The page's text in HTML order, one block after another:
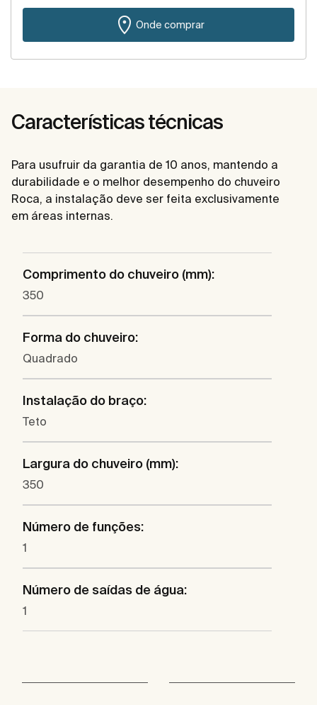
Onde comprar
Características técnicas
Para usufruir da garantia de 10 anos, mantendo a
durabilidade e o melhor desempenho do chuveiro
Roca, a instalação deve ser feita exclusivamente
em áreas internas.
Comprimento do chuveiro (mm):
350
Forma do chuveiro:
Quadrado
Instalação do braço:
Teto
Largura do chuveiro (mm):
350
Número de funções:
1
Número de saídas de água:
1